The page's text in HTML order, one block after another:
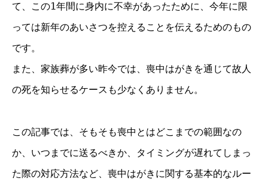
て、この1年間に身内に不幸があったために、今年に限
っては新年のあいさつを控えることを伝えるためのもの
です。
また、家族葬が多い昨今では、喪中はがきを通じて故人
の死を知らせるケースも少なくありません。
この記事では、そもそも喪中とはどこまでの範囲なの
か、いつまでに送るべきか、タイミングが遅れてしまっ
た際の対応方法など、喪中はがきに関する基本的なルー